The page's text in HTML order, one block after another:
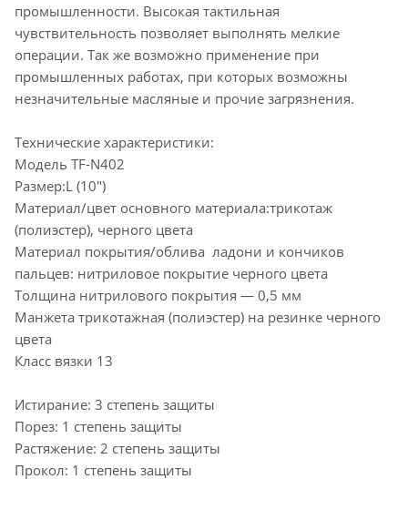
промышленности. Высокая тактильная
чувствительность позволяет выполнять мелкие
операции. Так же возможно применение при
промышленных работах, при которых возможны
незначительные масляные и прочие загрязнения.
Технические характеристики:
Модель TF-N402
Размер:L (10")
Материал/цвет основного материала:трикотаж
(полиэстер), черного цвета
Материал покрытия/облива ладони и кончиков
пальцев: нитриловое покрытие черного цвета
Толщина нитрилового покрытия — 0,5 мм
Манжета трикотажная (полиэстер) на резинке черного
цвета
Класс вязки 13
Истирание: 3 степень защиты
Порез: 1 степень защиты
Растяжение: 2 степень защиты
Прокол: 1 степень защиты